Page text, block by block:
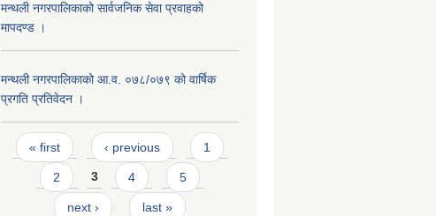
मन्थली नगरपालिकाको सार्वजनिक सेवा प्रवाहको
मापदण्ड ।
मन्थली नगरपालिकाको आ.व. ०७८/०७९ को वार्षिक
प्रगति प्रतिवेदन ।
Pages
« first ‹ previous 1
2 3 4 5
next › last »